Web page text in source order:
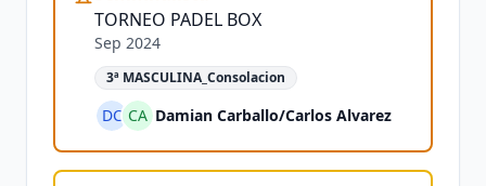
TORNEO PADEL BOX
Sep 2024
3ª MASCULINA_Consolacion
DC CA Damian Carballo/Carlos Alvarez